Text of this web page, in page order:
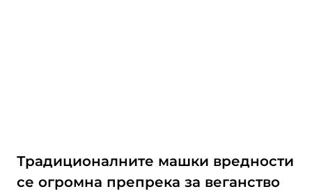
Традиционалните машки вредности
се огромна препрека за веганство